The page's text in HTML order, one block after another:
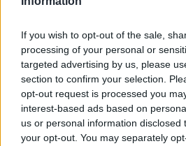
If you wish to opt-out of the sale,
processing of your personal or
targeted advertising by us, please
section to confirm your selection.
opt-out request is processed you
interest-based ads based on
us or personal information disclosed
your opt-out. You may separately
Δημοφιλή αυτή την